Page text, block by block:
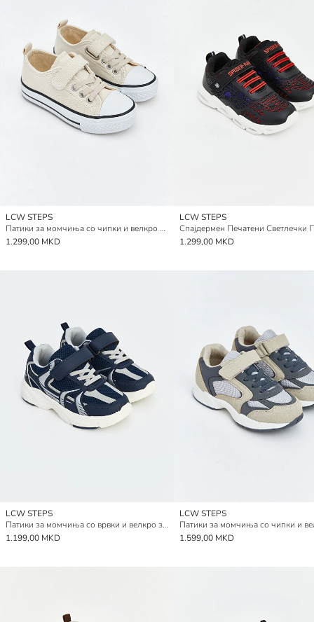
LCW STEPS
Патики за момчиња со чипки и велкро затворање
1.299,00 MKD
LCW STEPS
1.299,00 MKD
LCW STEPS
Патики за момчиња со врвки и велкро затворање
1.199,00 MKD
LCW STEPS
Патики за момчиња со чипки и
1.599,00 MKD